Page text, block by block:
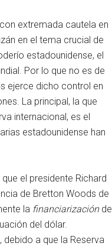
extremada cautela en
en el tema crucial de
estadounidense, el
Por lo que no es de
ejerce dicho control en
La principal, la que
internacional, es el
estadounidense han
el presidente Richard
de Bretton Woods de
la financiarizaciónde
del dólar.
a que la Reserva